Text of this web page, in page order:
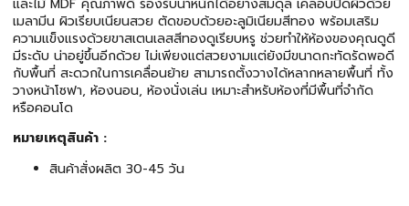
และไม้ MDF คุณภาพดี รองรับน้ำหนักได้อย่างสมดุล เคลือบปิดผิวด้วย
เมลามีน ผิวเรียบเนียนสวย ตัดขอบด้วยอะลูมิเนียมสีทอง พร้อมเสริม
ความแข็งแรงด้วยขาสเตนเลสสีทองดูเรียบหรู ช่วยทำให้ห้องของคุณดูดี
มีระดับ น่าอยู่ขึ้นอีกด้วย ไม่เพียงแต่สวยงามแต่ยังมีขนาดกะทัดรัดพอดี
กับพื้นที่ สะดวกในการเคลื่อนย้าย สามารถตั้งวางได้หลากหลายพื้นที่ ทั้ง
วางหน้าโซฟา, ห้องนอน, ห้องนั่งเล่น เหมาะสำหรับห้องที่มีพื้นที่จำกัด
หรือคอนโด
หมายเหตุสินค้า :
สินค้าสั่งผลิต 30-45 วัน